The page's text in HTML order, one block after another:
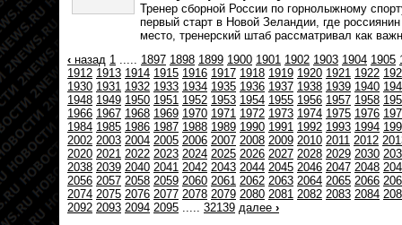
Тренер сборной России по горнолыжному
первый старт в Новой Зеландии, где
место, тренерский штаб рассматривал как
‹ назад 1 ..... 1897 1898 1899 1900 1901 1902 1903 1904 1905
1912 1913 1914 1915 1916 1917 1918 1919 1920 1921 1922
1930 1931 1932 1933 1934 1935 1936 1937 1938 1939 1940
1948 1949 1950 1951 1952 1953 1954 1955 1956 1957 1958
1966 1967 1968 1969 1970 1971 1972 1973 1974 1975 1976
1984 1985 1986 1987 1988 1989 1990 1991 1992 1993 1994
2002 2003 2004 2005 2006 2007 2008 2009 2010 2011 2012
2020 2021 2022 2023 2024 2025 2026 2027 2028 2029 2030
2038 2039 2040 2041 2042 2043 2044 2045 2046 2047 2048
2056 2057 2058 2059 2060 2061 2062 2063 2064 2065 2066
2074 2075 2076 2077 2078 2079 2080 2081 2082 2083 2084
2092 2093 2094 2095 ..... 32139 далее ›